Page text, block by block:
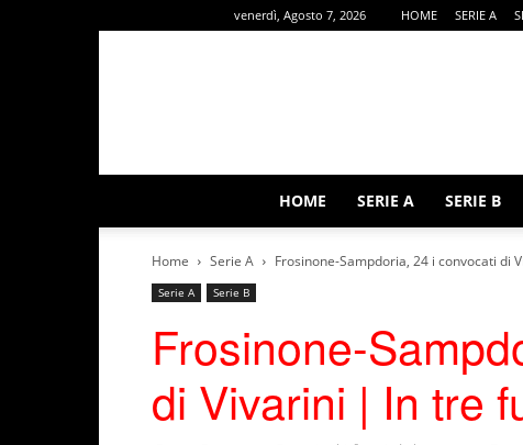
venerdì, Agosto 7, 2026 HOME SERIE A
HOME SERIE A SERIE B
Home Serie A Frosinone-Sampdoria, 24 i convocati di
Serie A Serie B
Frosinone-
di Vivarini | In tre